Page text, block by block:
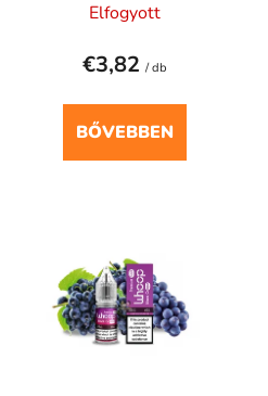
Elfogyott
€3,82 / db
BŐVEBBEN